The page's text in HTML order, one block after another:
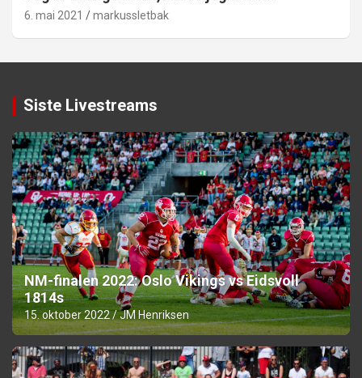
6. mai 2021 markussletbak
Siste Livestreams
NM-finalen 2022: Oslo Vikings vs Eidsvoll
1814s
15. oktober 2022 JM Henriksen